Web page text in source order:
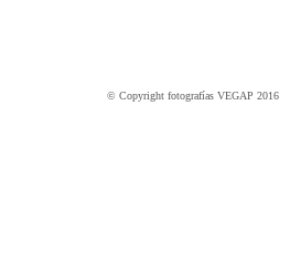
© Copyright fotografías VEGAP 2016